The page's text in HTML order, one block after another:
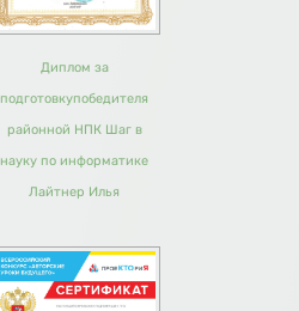
Диплом за
подготовкупобедителя
районной НПК Шаг в
науку по информатике
Лайтнер Илья